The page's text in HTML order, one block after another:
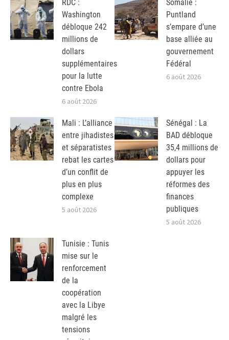
RDC :
Washington
débloque 242
millions de
dollars
supplémentaires
pour la lutte
contre Ebola
6 août 2026
Somalie :
Puntland
s’empare d’une
base alliée au
gouvernement
Fédéral
6 août 2026
Mali : L’alliance
entre jihadistes
et séparatistes
rebat les cartes
d’un conflit de
plus en plus
complexe
5 août 2026
Sénégal : La
BAD débloque
35,4 millions de
dollars pour
appuyer les
réformes des
finances
publiques
5 août 2026
Tunisie : Tunis
mise sur le
renforcement
de la
coopération
avec la Libye
malgré les
tensions